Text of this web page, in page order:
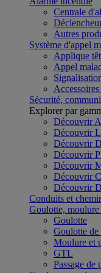
Centrale
Autres
Système d'appel
Applique
Appel
Sécurité,
Explorer par
Découvrir
Découvrir
Découvrir
Découvrir
Découvrir
Découvrir
Découvrir
Conduits et
Goulotte,
Goulotte
Goulotte de
Moulure et
GTL
Passage de